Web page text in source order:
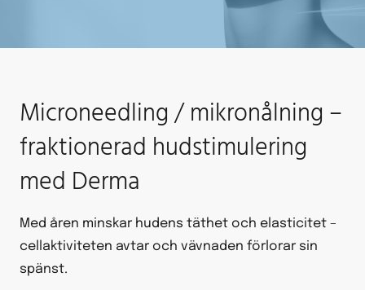
Microneedling / mikronålning –
fraktionerad hudstimulering
med Derma
Med åren minskar hudens täthet och elasticitet –
cellaktiviteten avtar och vävnaden förlorar sin
spänst.